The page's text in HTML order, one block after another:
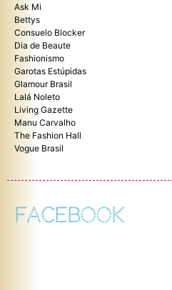
Ask Mi
Bettys
Consuelo Blocker
Dia de Beaute
Fashionismo
Garotas Estúpidas
Glamour Brasil
Lalá Noleto
Living Gazette
Manu Carvalho
The Fashion Hall
Vogue Brasil
FACEBOOK